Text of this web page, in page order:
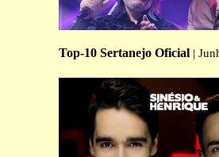
Top-10 Sertanejo Oficial |